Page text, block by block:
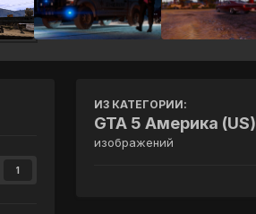
1
ИЗ КАТЕГОРИИ:
GTA 5 Америка (US)
изображений